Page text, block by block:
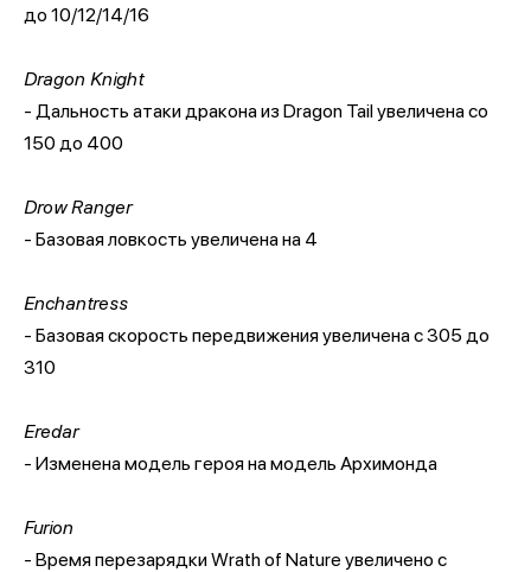
до 10/12/14/16
Dragon Knight
- Дальность атаки дракона из Dragon Tail увеличена со
150 до 400
Drow Ranger
- Базовая ловкость увеличена на 4
Enchantress
- Базовая скорость передвижения увеличена с 305 до
310
Eredar
- Изменена модель героя на модель Архимонда
Furion
- Время перезарядки Wrath of Nature увеличено с